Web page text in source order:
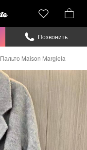
Пальто Maison Margiela
Позвонить